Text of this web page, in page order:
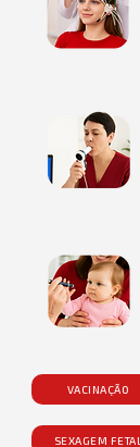
VACINAÇÃO
SEXAGEM FETAL